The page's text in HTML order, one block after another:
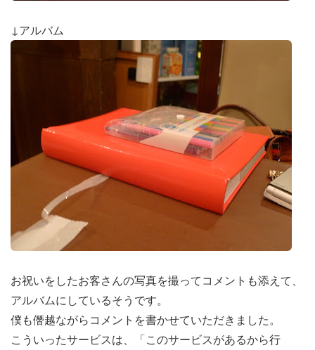
↓アルバム
お祝いをしたお客さんの写真を撮ってコメントも添えて、
アルバムにしているそうです。
僕も僭越ながらコメントを書かせていただきました。
こういったサービスは、「このサービスがあるから行